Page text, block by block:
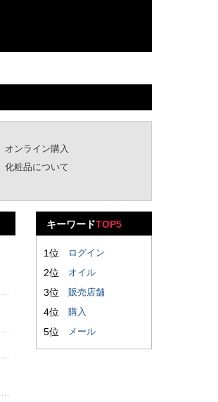
オンライン購入
化粧品について
キーワードTOP5
1位 ログイン
2位 オイル
3位 販売店舗
4位 購入
5位 メール